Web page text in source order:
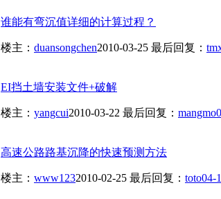
谁能有弯沉值详细的计算过程？
楼主： duansongchen2010-03-25 最后回复：
EI挡土墙安装文件+破解
楼主： yangcui2010-03-22 最后回复： mangmo
高速公路路基沉降的快速预测方法
楼主： www1232010-02-25 最后回复： toto04-